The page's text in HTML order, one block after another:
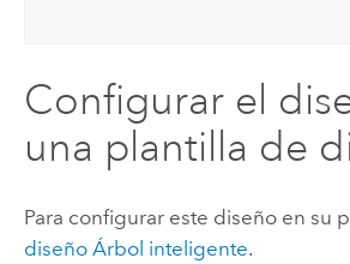
Configurar el
una plantilla de
Para configurar este diseño en su
diseño Árbol inteligente.